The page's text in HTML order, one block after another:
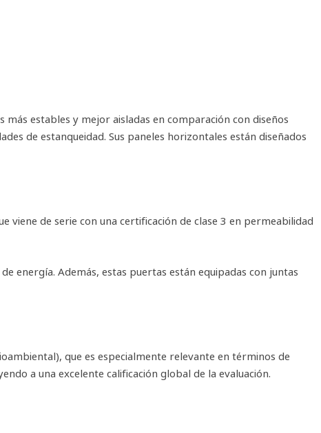
estables y mejor aisladas en comparación con diseños
de estanqueidad. Sus paneles horizontales están diseñados
de serie con una certificación de clase 3 en permeabilidad
energía. Además, estas puertas están equipadas con juntas
que es especialmente relevante en términos de
a una excelente calificación global de la evaluación.